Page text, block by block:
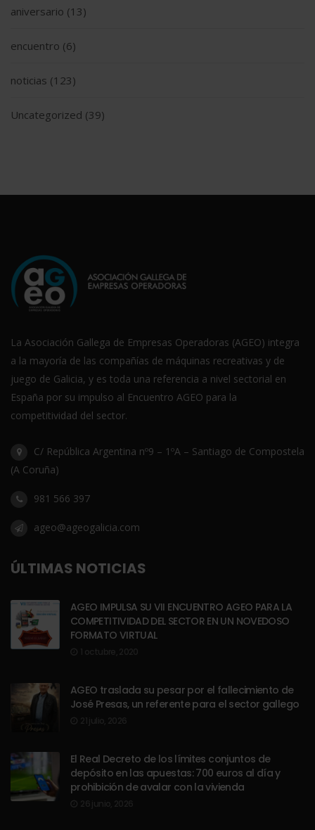
aniversario (13)
encuentro (6)
noticias (123)
Uncategorized (39)
La Asociación Gallega de Empresas Operadoras (AGEO) integra
a la mayoría de las compañías de máquinas recreativas y de
juego de Galicia, y es toda una referencia a nivel sectorial en
España por su impulso al Encuentro AGEO para la
competitividad del sector.
C/ República Argentina nº9 – 1ºA – Santiago de Compostela
(A Coruña)
981 566 397
ageo@ageogalicia.com
ÚLTIMAS NOTICIAS
AGEO IMPULSA SU VII ENCUENTRO AGEO PARA LA
COMPETITIVIDAD DEL SECTOR EN UN NOVEDOSO
FORMATO VIRTUAL
AGEO traslada su pesar por el fallecimiento de
José Presas, un referente para el sector gallego
El Real Decreto de los límites conjuntos de
depósito en las apuestas: 700 euros al día y
prohibición de avalar con la vivienda